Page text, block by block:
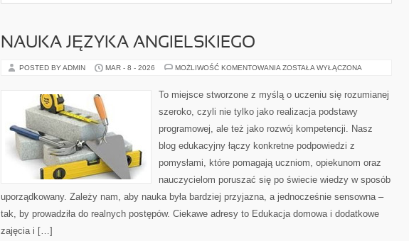
NAUKA JĘZYKA ANGIELSKIEGO
POSTED BY ADMIN MAR - 8 - 2026 MOŻLIWOŚĆ KOMENTOWANIA NAUKA
ZOSTAŁA WYŁĄCZONA
To miejsce stworzone z myślą o uczeniu się rozumianej
szeroko, czyli nie tylko jako realizacja podstawy
programowej, ale też jako rozwój kompetencji. Nasz
blog edukacyjny łączy konkretne podpowiedzi z
pomysłami, które pomagają uczniom, opiekunom oraz
nauczycielom poruszać się po świecie wiedzy w sposób
uporządkowany. Zależy nam, aby nauka była bardziej przyjazna, a jednocześnie sensowna –
tak, by prowadziła do realnych postępów. Ciekawe adresy to Edukacja domowa i dodatkowe
zajęcia i […]